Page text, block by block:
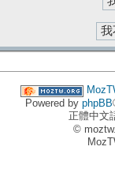
Powered by phpBB
正體中文
©